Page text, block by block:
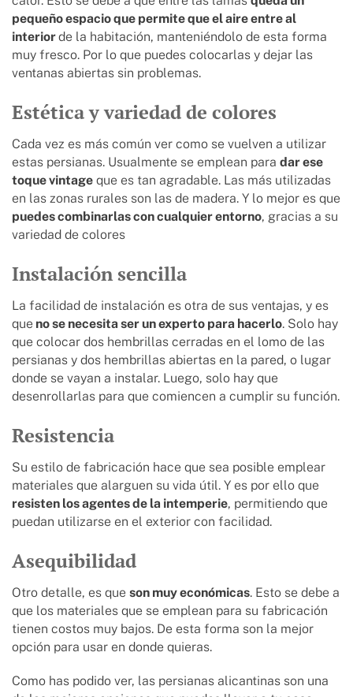
pequeño espacio que permite que el aire entre al
interiorde la habitación, manteniéndolo de esta forma
muy fresco. Por lo que puedes colocarlas y dejar las
ventanas abiertas sin problemas.
Estética y variedad de colores
Cada vez es más común ver como se vuelven a utilizar
estas persianas. Usualmente se emplean para dar ese
toque vintage que es tan agradable. Las más utilizadas
en las zonas rurales son las de madera. Y lo mejor es que
puedes combinarlas con cualquier entorno, gracias a su
variedad de colores
Instalación sencilla
La facilidad de instalación es otra de sus ventajas, y es
que no se necesita ser un experto para hacerlo. Solo hay
que colocar dos hembrillas cerradas en el lomo de las
persianas y dos hembrillas abiertas en la pared, o lugar
donde se vayan a instalar. Luego, solo hay que
desenrollarlas para que comiencen a cumplir su función.
Resistencia
Su estilo de fabricación hace que sea posible emplear
materiales que alarguen su vida útil. Y es por ello que
resisten los agentes de la intemperie, permitiendo que
puedan utilizarse en el exterior con facilidad.
Asequibilidad
Otro detalle, es que son muy económicas. Esto se debe a
que los materiales que se emplean para su fabricación
tienen costos muy bajos. De esta forma son la mejor
opción para usar en donde quieras.
Como has podido ver, las persianas alicantinas son una